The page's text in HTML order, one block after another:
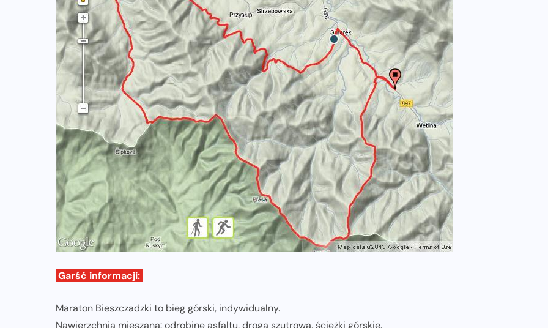
Garść informacji:
Maraton Bieszczadzki to bieg górski, indywidualny.
Nawierzchnia mieszana: odrobinę asfaltu, droga szutrowa, ścieżki górskie.